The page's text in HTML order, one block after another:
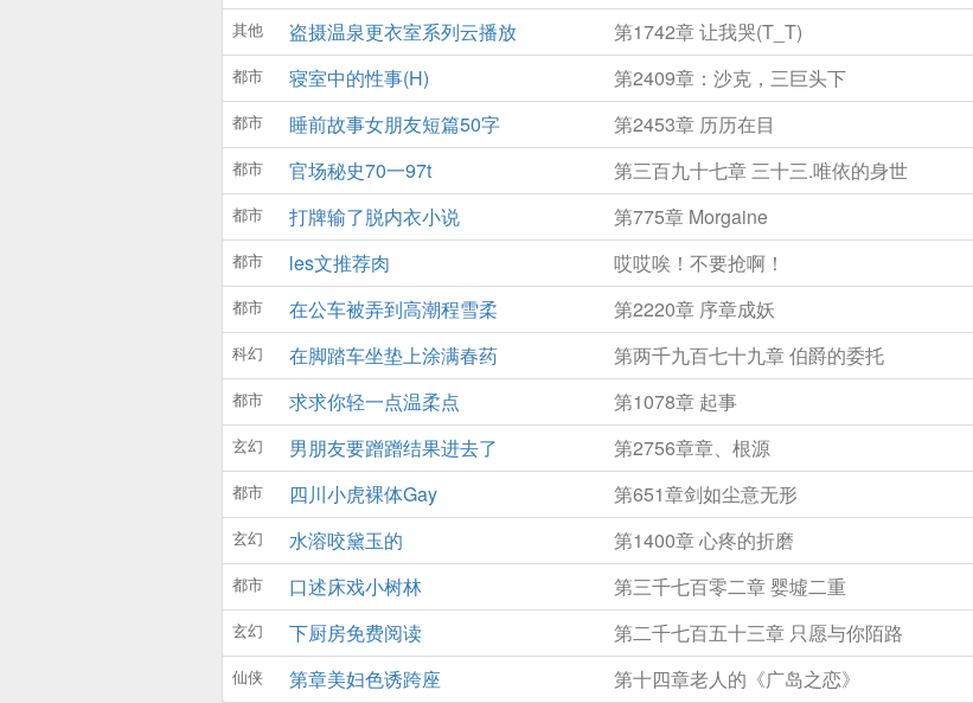
辈修真者，何惧一战！！！！
我们可以卑微如尘土，不可扭
曲如蛆虫。也许光明无法战胜
黑暗，但宇宙一开始就是黑暗
的，只是后来……慢慢的……
有了无数星辰！！超维书友
群：44178591
其他 盗摄温泉更衣室系列云播放 第1742章 让我哭(T_T)
都市 寝室中的性事(H) 第2409章：沙克，三巨头下
都市 睡前故事女朋友短篇50字 第2453章 历历在目
都市 官场秘史70一97t 第三百九十七章 三十三.唯依的身世
都市 打牌输了脱内衣小说 第775章 Morgaine
都市 les文推荐肉 哎哎唉！不要抢啊！
都市 在公车被弄到高潮程雪柔 第2220章 序章成妖
科幻 在脚踏车坐垫上涂满春药 第两千九百七十九章 伯爵的委托
都市 求求你轻一点温柔点 第1078章 起事
玄幻 男朋友要蹭蹭结果进去了 第2756章章、根源
都市 四川小虎裸体Gay 第651章剑如尘意无形
玄幻 水溶咬黛玉的 第1400章 心疼的折磨
都市 口述床戏小树林 第三千七百零二章 婴墟二重
玄幻 下厨房免费阅读 第二千七百五十三章 只愿与你陌路
仙侠 第章美妇色诱跨座 第十四章老人的《广岛之恋》